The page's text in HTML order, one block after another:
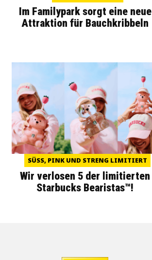
Im Familypark sorgt eine neue
Attraktion für Bauchkribbeln
SÜSS, PINK UND STRENG LIMITIERT
Wir verlosen 5 der limitierten
Starbucks Bearistas™!